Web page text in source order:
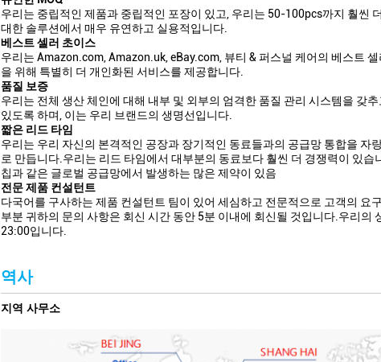
우리는 중립적인 제품과 중립적인 포장이 있고, 우리는 50-100pcs까지 훨씬
대한 솔루션에서 매우 유연하고 실용적입니다.
베스트 셀러 초이스
우리는 Amazon.com, Amazon.uk, eBay.com, 뷰티 & 퍼스널 케어의 베스트
을 위해 특별히 더 개인화된 서비스를 제공합니다.
품질 보증
우리는 전체 생산 체인에 대해 내부 및 외부의 엄격한 품질 관리 시스템을 갖
있도록 하며, 이는 우리 브랜드의 생명선입니다.
짧은 리드 타임
우리는 우리 자신의 본격적인 공장과 장기적인 동료들과의 공급망 통합을 자
로 만듭니다.우리는 리드 타임에서 대부분의 동료보다 훨씬 더 경쟁력이 있습
칩과 같은 글로벌 공급망에서 발생하는 많은 제약이 있음
전문 제품 컨설턴트
다국어를 구사하는 제품 컨설턴트 팀이 있어 세심하고 전문적으로 고객의 요
부분 귀하의 문의 사항은 회신 시간 동안 5분 이내에 회신될 것입니다.우리
23:00입니다.
역사
지역 사무소